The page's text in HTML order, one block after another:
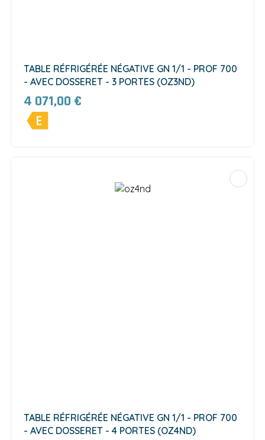
TABLE RÉFRIGÉRÉE NÉGATIVE GN 1/1 - PROF 700
- AVEC DOSSERET - 3 PORTES (OZ3ND)
4 071,00 €
TABLE RÉFRIGÉRÉE NÉGATIVE GN 1/1 - PROF 700
- AVEC DOSSERET - 4 PORTES (OZ4ND)